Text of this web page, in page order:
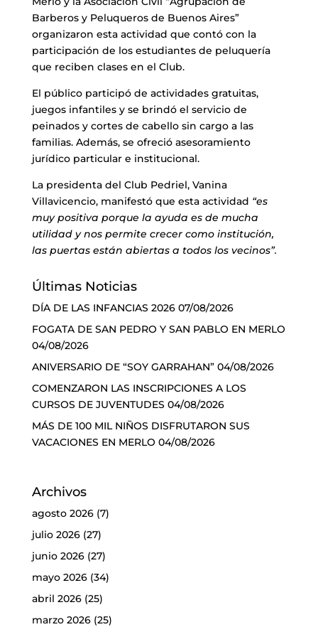
Barberos y Peluqueros de Buenos Aires”
organizaron esta actividad que contó con la
participación de los estudiantes de peluquería
que reciben clases en el Club.
El público participó de actividades gratuitas,
juegos infantiles y se brindó el servicio de
peinados y cortes de cabello sin cargo a las
familias. Además, se ofreció asesoramiento
jurídico particular e institucional.
La presidenta del Club Pedriel, Vanina
Villavicencio, manifestó que esta actividad “es
muy positiva porque la ayuda es de mucha
utilidad y nos permite crecer como institución,
las puertas están abiertas a todos los vecinos”.
Últimas Noticias
DÍA DE LAS INFANCIAS 2026 07/08/2026
FOGATA DE SAN PEDRO Y SAN PABLO EN MERLO
04/08/2026
ANIVERSARIO DE “SOY GARRAHAN” 04/08/2026
COMENZARON LAS INSCRIPCIONES A LOS
CURSOS DE JUVENTUDES 04/08/2026
MÁS DE 100 MIL NIÑOS DISFRUTARON SUS
VACACIONES EN MERLO 04/08/2026
Archivos
agosto 2026(7)
julio 2026(27)
junio 2026(27)
mayo 2026(34)
abril 2026(25)
marzo 2026(25)